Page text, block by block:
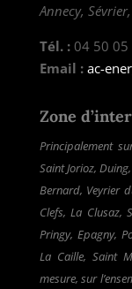
Annecy,
Tél. : 04 50 05
Email : ac-
Zone
Principalement
Saint Jorioz,
Bernard, Veyrier
Clefs, La Clusaz,
Pringy, Epagny,
La Caille, Saint
mesure, sur